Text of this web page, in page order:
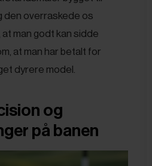
den overraskede os
man godt kan sidde
at man har betalt for
dyrere model.
og
på banen